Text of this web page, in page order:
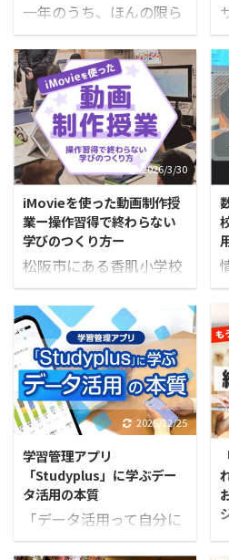
一年のうち、ほんの限ら
れた期間だけ、茶畑と工
場が一斉に慌ただしく動
き出します。 松阪市飯南
町にある茶業会社「茶来
まつさか」を訪れたの
は、二番茶の収穫が行わ
れていた6月下旬のこと
でした。 茶畑では収穫が
進み、摘み取られた茶葉
が次々と工場へ運び込ま
れていました。 取材に訪
れるまで、私は「お茶を
つくる仕事」とは、茶葉
を育て、収穫し、製品に
仕上げる仕事なのだと思
っていました。 もちろ
ん、それも間違いではあ
りません。 けれど、実際
に茶畑を歩き、工場を見
学し、社長のお話を聞い
ていくうちに、想像して
いたものとは少し違う ...
2026/3/30
iMovieを使った動画制作授
業ー操作習得で終わらない
学びのつくり方ー
松阪市にある香肌小学校
で、動画作成アプリ
「iMovie」の使い方を学
ぶ授業を実施しました。
今回の授業は、アプリの
基本的な操作方法を子ど
もたちに教えてほしいと
いう学校からの依頼をき
っかけに実現したもので
す。 そこでサンエルは、
この機会を単なる操作指
導で終わらせるのではな
く、子どもたちの表現を
支える学びの時間にした
2025/12/25
学習管理アプリ
「Studyplus」に学ぶデー
タ活用の本質
「データ活用って自分に
は難しい」「きっと関係